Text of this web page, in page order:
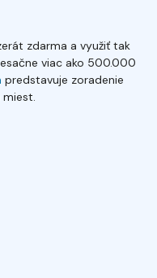
zdarma a využiť tak
viac ako 500.000
predstavuje zoradenie